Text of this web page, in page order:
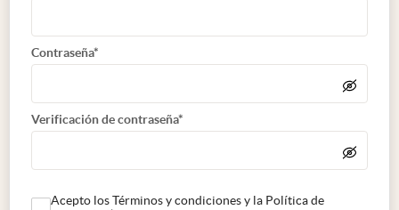
Contraseña*
Verificación de contraseña*
Acepto los Términos y condiciones y la Política de